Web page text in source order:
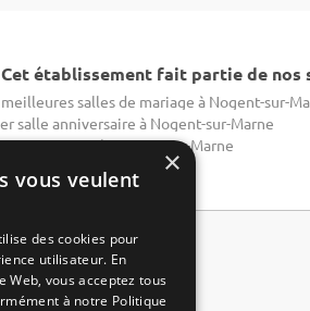
Cet établissement fait partie de nos
meilleures salles de mariage à Nogent-sur-
salle anniversaire à Nogent-sur-Marne
mariage à Nogent-sur-Marne
×
vous veulent
des cookies pour
utilisateur. En
Web, vous acceptez tous
à notre Politique